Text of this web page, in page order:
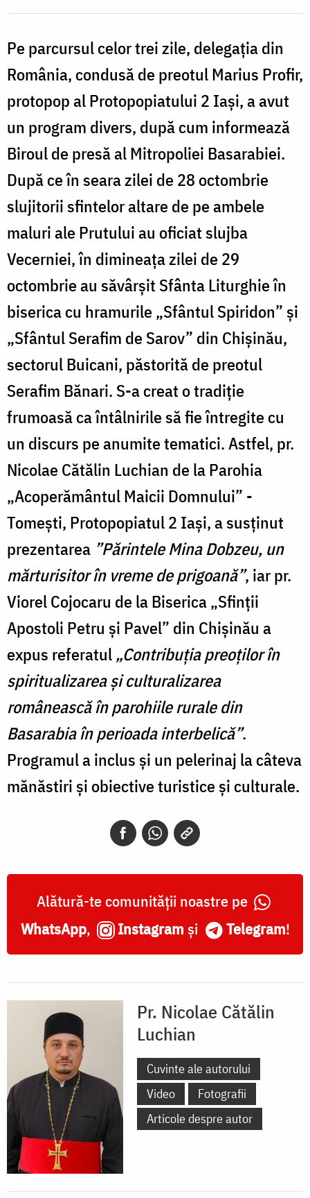
Pe parcursul celor trei zile, delegația din
România, condusă de preotul Marius Profir,
protopop al Protopopiatului 2 Iaşi, a avut
un program divers, după cum informează
Biroul de presă al Mitropoliei Basarabiei.
După ce în seara zilei de 28 octombrie
slujitorii sfintelor altare de pe ambele
maluri ale Prutului au oficiat slujba
Vecerniei, în dimineaţa zilei de 29
octombrie au săvârşit Sfânta Liturghie în
biserica cu hramurile „Sfântul Spiridon” și
„Sfântul Serafim de Sarov” din Chișinău,
sectorul Buicani, păstorită de preotul
Serafim Bănari. S-a creat o tradiție
frumoasă ca întâlnirile să fie întregite cu
un discurs pe anumite tematici. Astfel, pr.
Nicolae Cătălin Luchian de la Parohia
„Acoperământul Maicii Domnului” -
Tomești, Protopopiatul 2 Iaşi, a susţinut
prezentarea ”Părintele Mina Dobzeu, un
mărturisitor în vreme de prigoană”, iar pr.
Viorel Cojocaru de la Biserica „Sfinții
Apostoli Petru și Pavel” din Chișinău a
expus referatul „Contribuția preoților în
spiritualizarea și culturalizarea
românească în parohiile rurale din
Basarabia în perioada interbelică”.
Programul a inclus și un pelerinaj la câteva
mănăstiri şi obiective turistice şi culturale.
Alătură-te comunității noastre pe
WhatsApp, Instagram și Telegram!
Pr. Nicolae Cătălin
Luchian
Cuvinte ale autorului
Video
Fotografii
Articole despre autor